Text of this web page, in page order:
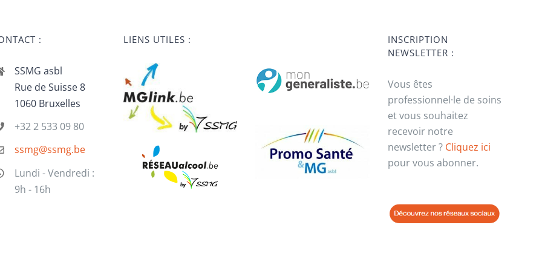
:
SSMG asbl
Rue de Suisse 8
1060 Bruxelles
+32 2 533 09 80
ssmg@ssmg.be
Lundi - Vendredi :
9h - 16h
LIENS UTILES :
INSCRIPTION
NEWSLETTER :
Vous êtes
professionnel·le de soins
et vous souhaitez
recevoir notre
newsletter ? Cliquez ici
pour vous abonner.